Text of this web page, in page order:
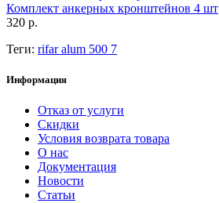
Комплект анкерных кронштейнов 4 шт
320 р.
Теги: rifar alum 500 7
Информация
Отказ от услуги
Скидки
Условия возврата товара
О нас
Документация
Новости
Статьи